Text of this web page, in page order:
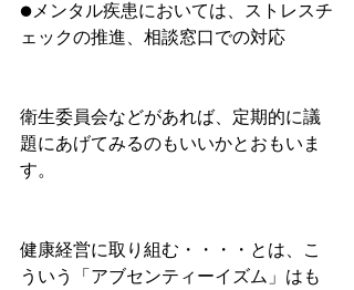
●メンタル疾患においては、ストレスチ
ェックの推進、相談窓口での対応
衛生委員会などがあれば、定期的に議
題にあげてみるのもいいかとおもいま
す。
健康経営に取り組む・・・・とは、こ
ういう「アブセンティーイズム」はも